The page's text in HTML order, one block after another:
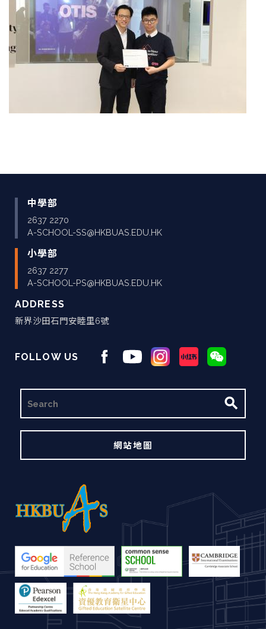
中學部
2637 2270
A-SCHOOL-SS@HKBUAS.EDU.HK
小學部
2637 2277
A-SCHOOL-PS@HKBUAS.EDU.HK
ADDRESS
新界沙田石門安睦里6號
FOLLOW US
尋
網站地圖